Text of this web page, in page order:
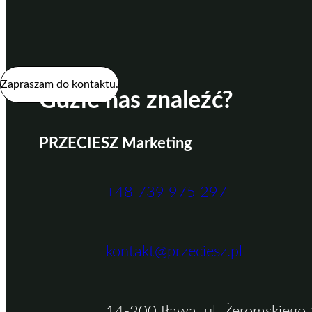
Gdzie nas znaleźć?
PRZECIESZ Marketing
+48 739 975 297
kontakt@przeciesz.pl
Zapraszam do kontaktu.